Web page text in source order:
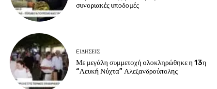
συνοριακές υποδομές
EΙΔΗΣΕΙΣ
Με μεγάλη συμμετοχή ολοκληρώθηκε η 13η
“Λευκή Νύχτα” Αλεξανδρούπολης